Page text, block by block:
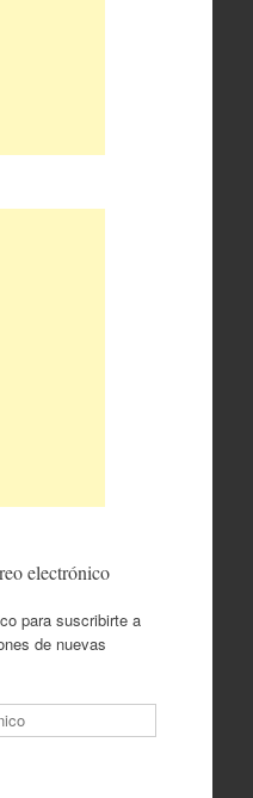
electrónico
para suscribirte a
de nuevas